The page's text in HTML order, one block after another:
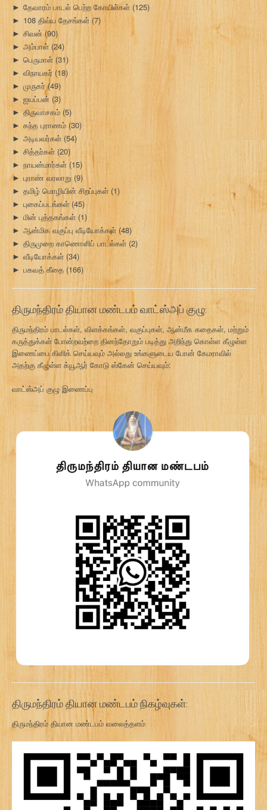
► தேவாரம் பாடல் பெற்ற கோயில்கள் (125)
► 108 திவ்ய தேசங்கள் (7)
► சிவன்(90)
► அம்பாள் (24)
► பெருமாள்(31)
► விநாயகர் (18)
► முருகர்(49)
► ஐயப்பன் (3)
► திருவாசகம் (5)
► கந்த புராணம் (30)
► அடியவர்கள் (54)
► சித்தர்கள் (20)
► நாயன்மார்கள் (15)
► புராண வரலாறு(9)
► தமிழ் மொழியின் சிறப்புகள் (1)
► புகைப்படங்கள்(45)
► மின் புத்தகங்கள் (1)
► ஆன்மிக வகுப்பு வீடியோக்கள் (48)
► திருமுறை காணொளிப் பாடல்கள் (2)
► வீடியோக்கள் (34)
► பகவத் கீதை (166)
திருமந்திரம் தியான மண்டபம் வாட்ஸ்அப் குழு:
திருமந்திரம் பாடல்கள், விளக்கங்கள், வகுப்புகள், ஆன்மீக கதைகள், மற்றும்
கருத்துக்கள் போன்றவற்றை தினந்தோறும் படித்து அறிந்து கொள்ள கீழுள்ள
இணைப்பை கிளிக் செய்யவும் அல்லது உங்களுடைய போன் கேமராவில்
அதற்கு கீழுள்ள க்யூஆர் கோடு ஸ்கேன் செய்யவும்:
வாட்ஸ்அப் குழு இணைப்பு
திருமந்திரம் தியான மண்டபம் நிகழ்வுகள்:
திருமந்திரம் தியான மண்டபம் வலைத்தளம்